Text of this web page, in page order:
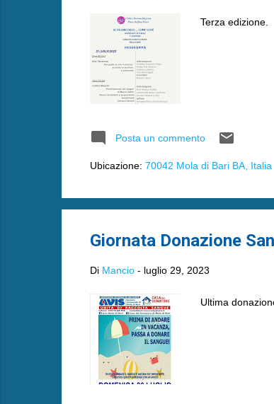
Terza edizione.
Posta un commento
Ubicazione: 70042 Mola di Bari BA, Italia
Giornata Donazione
Di Mancio - luglio 29, 2023
Ultima